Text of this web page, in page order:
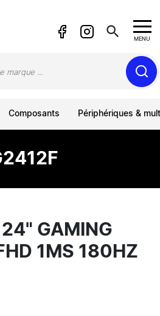
search MENU
Composants Périphériques &
24" GAMING
1MS 180HZ